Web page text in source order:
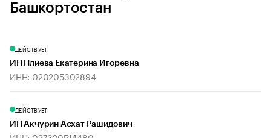
Башкортостан
ДЕЙСТВУЕТ
ИП Плиева Екатерина Игоревна
ИНН: 020205302894
ДЕЙСТВУЕТ
ИП Акчурин Асхат Рашидович